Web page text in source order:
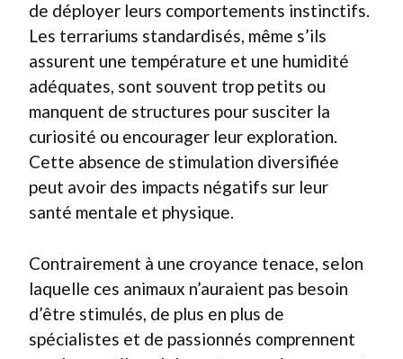
de déployer leurs comportements instinctifs.
Les terrariums standardisés, même s’ils
assurent une température et une humidité
adéquates, sont souvent trop petits ou
manquent de structures pour susciter la
curiosité ou encourager leur exploration.
Cette absence de stimulation diversifiée
peut avoir des impacts négatifs sur leur
santé mentale et physique.
Contrairement à une croyance tenace, selon
laquelle ces animaux n’auraient pas besoin
d’être stimulés, de plus en plus de
spécialistes et de passionnés comprennent